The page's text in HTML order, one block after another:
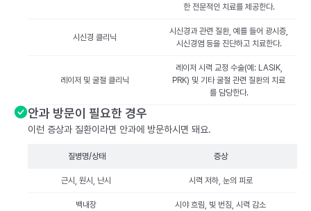
한 전문적인 치료를 제공한다.
시신경 클리닉
시신경과 관련 질환, 예를 들어 광시증,
시신경염 등을 진단하고 치료한다.
레이저 및 굴절 클리닉
레이저 시력 교정 수술(예: LASIK,
PRK) 및 기타 굴절 관련 질환의 치료
를 담당한다.
안과 방문이 필요한 경우
이런 증상과 질환이라면 안과에 방문하시면 돼요.
질병명/상태 증상
근시, 원시, 난시 시력 저하, 눈의 피로
백내장 시야 흐림, 빛 번짐, 시력 감소